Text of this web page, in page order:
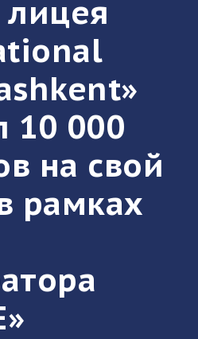
лицея
10 000
на свой
рамках